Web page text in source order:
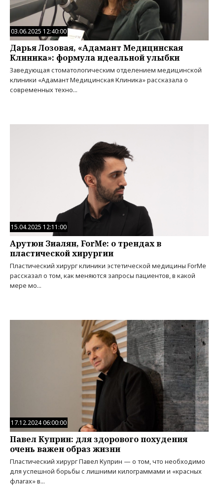
03.06.2025 12:40:00
Дарья Лозовая, «Адамант Медицинская
Клиника»: формула идеальной улыбки
Заведующая стоматологическим отделением медицинской
клиники «Адамант Медицинская Клиника» рассказала о
современных техно...
15.04.2025 12:11:00
Арутюн Зиалян, ForMe: о трендах в
пластической хирургии
Пластический хирург клиники эстетической медицины ForMe
рассказал о том, как меняются запросы пациентов, в какой
мере мо...
17.12.2024 06:00:00
Павел Куприн: для здорового похудения
очень важен образ жизни
Пластический хирург Павел Куприн — о том, что необходимо
для успешной борьбы с лишними килограммами и «красных
флагах» в...